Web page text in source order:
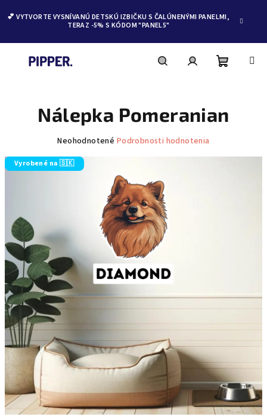
💕 VYTVORTE VYSNÍVANÚ DETSKÚ IZBIČKU S ČALÚNENÝMI PANELMI,
TERAZ -5% S KÓDOM "PANEL5"
košík
Nálepka Pomeranian
produktu
hviezdičiek.
Neohodnotené Podrobnosti hodnotenia
Vyrobené na 🇸🇰